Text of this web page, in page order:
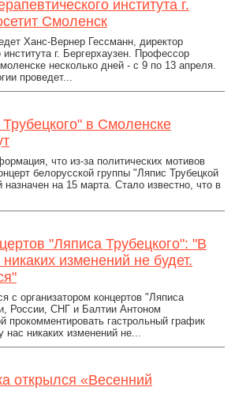
института г.
Смоленск
Ханс-Вернер Гессманн, директор
института г. Бергерхаузен. Профессор
несколько дней - с 9 по 13 апреля.
проведет...
в Смоленске
что из-за политических мотивов
белорусской группы "Ляпис Трубецкой
на 15 марта. Стало известно, что в
"Ляписа Трубецкого": "В
изменений не будет.
с организатором концертов "Ляписа
России, СНГ и Балтии Антоном
прокомментировать гастрольный график
никаких изменений не...
открылся «Весенний